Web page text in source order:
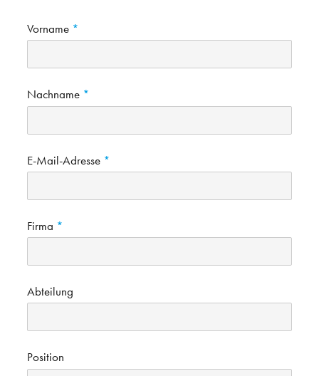
Vorname
Nachname
E-Mail-Adresse
Firma
Abteilung
Position